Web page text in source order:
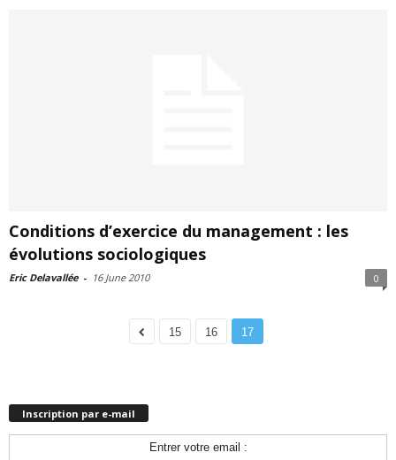
Conditions d’exercice du management : les
évolutions sociologiques
Eric Delavallée - 16 June 2010 0
15 16 17
Inscription par e-mail
Entrer votre email :